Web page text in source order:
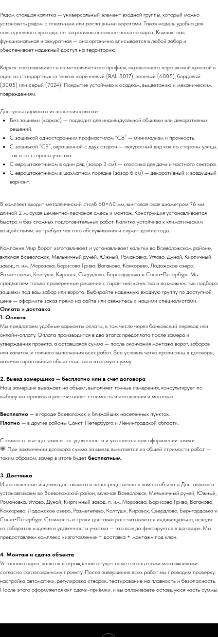
Рядом стоящая калитка — универсальный элемент входной группы, который можно
установить рядом с откатными или распашными воротами. Такая модель удобна для
повседневного прохода, не затрагивая основное полотно ворот. Компактная,
функциональная и аккуратная — она органично вписывается в любой забор и
обеспечивает надежный доступ на территорию.
Каркас изготавливается из металлического профиля, окрашенного порошковой краской в
один из стандартных оттенков: коричневый (RAL 8017), зеленый (6005), бордовый
(3005) или серый (7024). Покрытие устойчиво к осадкам, выцветанию и механическим
повреждениям.
Доступны варианты исполнения калитки:
Без зашивки (каркас) — подходит для индивидуальной обшивки или декоративных
решений.
С зашивкой односторонним профнастилом “С8” — минимализм и прочность.
С зашивкой “С8”, окрашенной с двух сторон — аккуратный вид как со стороны улицы,
так и со стороны участка.
С евроштакетником в один ряд (зазор 3 см) — классика для дачи и частного сектора.
С евроштакетником в шахматном порядке (зазор 6 см) — декоративный и воздушный
вариант.
В комплект входит металлический столб 60×60 мм, винтовая свая диаметром 76 мм
длиной 2 м, сухая цементно-песчаная смесь и монтаж. Конструкция устанавливается
быстро и без сложных подготовительных работ. Калитка устойчива к климатическим
воздействиям, не требует частого обслуживания и служит долгие годы.
Компания Мир Ворот изготавливает и устанавливает калитки во Всеволожском районе,
включая Всеволожск, Мельничный ручей, Южный, Романовка, Углово, Дунай, Кирпичный
завод, п. им. Морозова, Борисова Грива, Ваганово, Коккорево, Ладожское озеро,
Разметелево, Колтуши, Кировск, Свердлово, Бернгардовка и Санкт‑Петербург. Мы
предлагаем только проверенные решения с гарантией качества и возможностью подбора
зашивки под ваш забор или ворота. Выбирайте надежную входную группу по доступной
цене — оформите заказ прямо на сайте или свяжитесь с нашими специалистами.
Оплата и доставка
1. Оплата
Мы предлагаем удобные варианты оплаты, в том числе через банковский перевод или
онлайн-оплату. Оплата производится в два этапа: предоплата после замера и
утверждения проекта, а оставшаяся сумма — после окончания монтажа ворот, заборов
или калиток, и полного выполнения всех работ. Все условия четко прописаны в договоре,
включая гарантийные обязательства и итоговую сумму.
2. Выезд замерщика — бесплатно или в счет договора
Наш замерщик выезжает на объект, выполняет точные измерения, консультирует по
выбору материалов и рассчитывает стоимость изготовления и монтажа.
Бесплатно — в городе Всеволожск и ближайших населенных пунктах.
Платно — в другие районы Санкт‑Петербурга и Ленинградской области.
Стоимость выезда зависит от удаленности и уточняется при оформлении заявки.
💬 При заключении договора сумма за выезд вычитается из общей стоимости работ —
таким образом, замер в итоге будет бесплатным.
3. Доставка
Изготовленные изделия доставляются непосредственно к вам на объект в Доставляем и
устанавливаем во Всеволожский район, включая Всеволожск, Мельничный ручей, Южный,
Романовка, Углово, Дунай, Кирпичный завод, п. им. Морозова, Борисова Грива, Ваганово,
Коккорево, Ладожское озеро, Разметелево, Колтуши, Кировск, Свердлово, Бернгардовка и
Санкт‑Петербург. Стоимость и сроки доставки рассчитываются индивидуально, исходя
из габаритов изделия и удаленности участка — это всегда фиксируется в договоре. Мы
предоставляем комплекс «изготовление + доставка + монтаж» под ключ.
4. Монтаж и сдача объекта
Установка ворот, калиток и ограждений осуществляется опытными монтажниками
согласно согласованному проекту. После завершения всех работ мы проводим проверку:
настройка автоматики, регулировка створок, тестирование на плавность и безопасность.
После этого оформляется акт сдачи-приёмки, и вы оплачиваете оставшуюся часть суммы.